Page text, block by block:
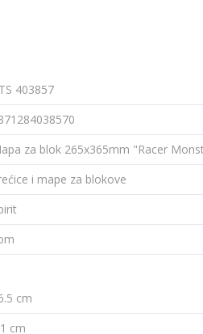
403857
za blok 265x365mm "Racer
i mape za blokove
cm
cm